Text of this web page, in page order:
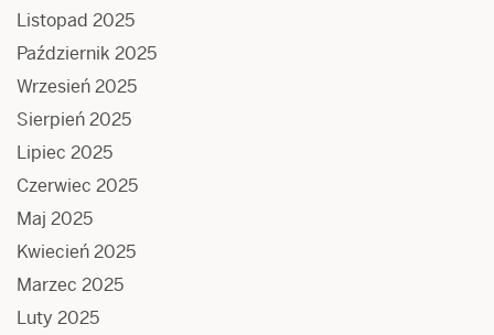
Listopad 2025
Październik 2025
Wrzesień 2025
Sierpień 2025
Lipiec 2025
Czerwiec 2025
Maj 2025
Kwiecień 2025
Marzec 2025
Luty 2025